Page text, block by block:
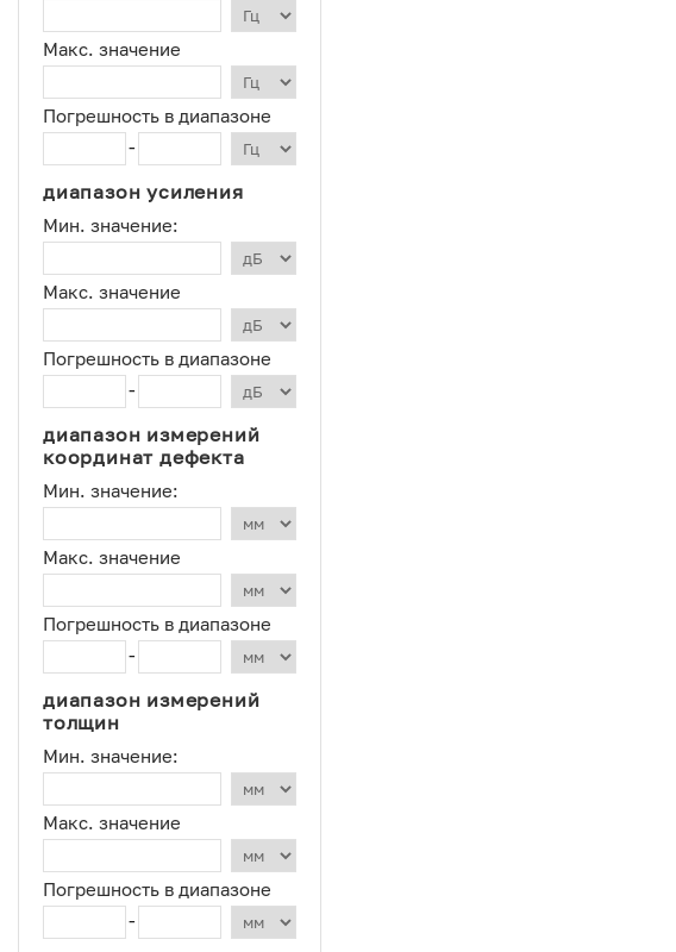
Макс. значение
Погрешность в диапазоне
-
диапазон усиления
Мин. значение:
Макс. значение
Погрешность в диапазоне
-
диапазон измерений
координат дефекта
Мин. значение:
Макс. значение
Погрешность в диапазоне
-
диапазон измерений
толщин
Мин. значение:
Макс. значение
Погрешность в диапазоне
-